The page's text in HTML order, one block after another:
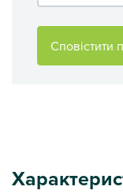
Сповістити